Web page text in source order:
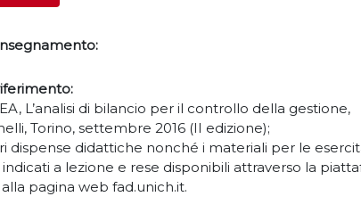
L’analisi di bilancio per il controllo della gestione,
Torino, settembre 2016 (II edizione);
dispense didattiche nonché i materiali per le
indicati a lezione e rese disponibili attraverso la
pagina web fad.unich.it.